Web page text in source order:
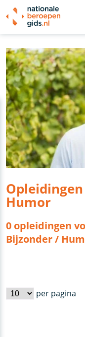
Humor
0 opleidingen
Bijzonder /
per pagina